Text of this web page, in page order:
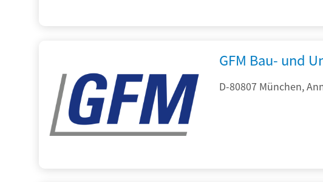
GFM Bau- und
D-80807 München,